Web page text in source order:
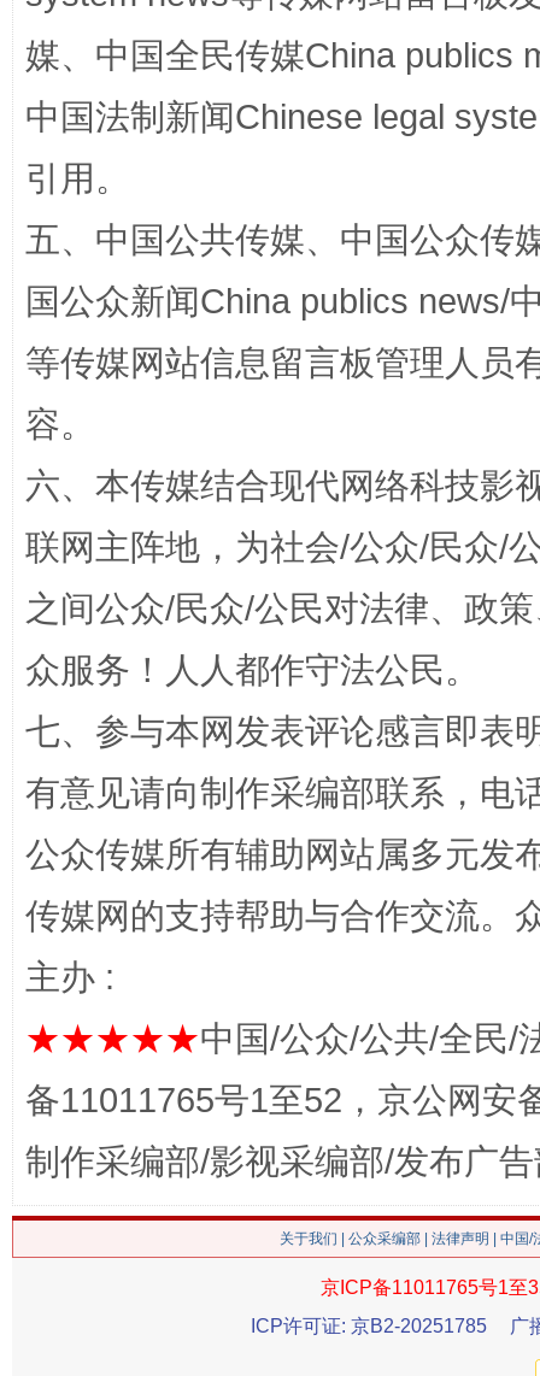
漫山遍野的桃花与雪山、麦地、白藏房
这是一记警钟！ 谢
媒、中国全民传媒China publics
中国法制新闻Chinese legal
引用。
五、中国公共传媒、中国公众传
国公众新闻China publics news/
等传媒网站信息留言板管理人员
容。
六、本传媒结合现代网络科技影
联网主阵地，为社会/公众/民众/
之间公众/民众/公民对法律、政
众服务！人人都作守法公民。
七、参与本网发表评论感言即表
有意见请向制作采编部联系，电
公众传媒所有辅助网站属多元发
传媒网的支持帮助与合作交流。
主办 :
★★★★★中国/公众/公共/全民/
备11011765号1至52，京公网安
制作采编部/影视采编部/发布广
关于我们 公众采编部 法律声明 | 中国
京ICP备11011765号1至
ICP许可证: 京B2-20251785
广